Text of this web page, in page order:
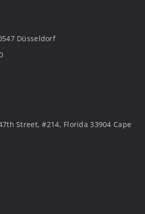
Düsseldorf
Street, #214, Florida 33904 Cape